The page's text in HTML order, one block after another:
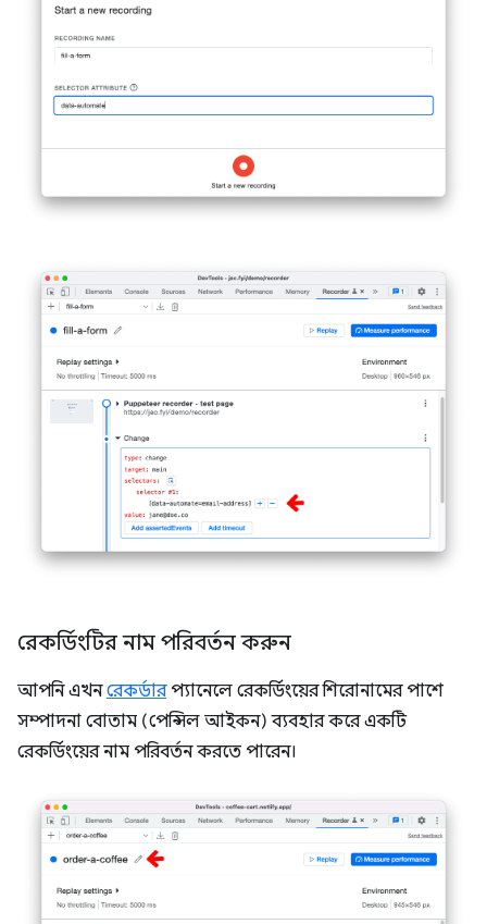
রেকর্ডিংটির নাম পরিবর্তন করুন
আপনি এখনরেকর্ডারপ্যানেলে রেকর্ডিংয়ের শিরোনামের পাশে
সম্পাদনা বোতাম (পেন্সিল আইকন) ব্যবহার করে একটি
রেকর্ডিংয়ের নাম পরিবর্তন করতে পারেন।